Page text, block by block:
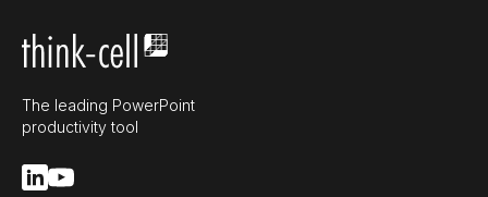
The leading PowerPoint
productivity tool